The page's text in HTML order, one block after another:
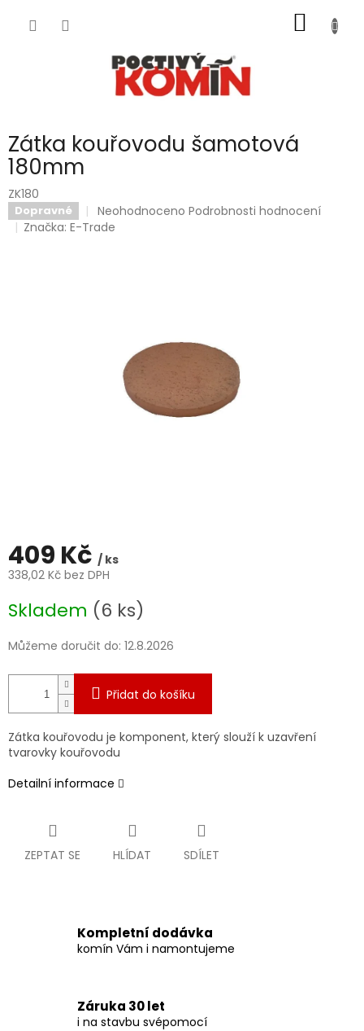
KOŠÍK
Zátka kouřovodu šamotová
180mm
ZK180
Dopravné
Průměrné
hodnocení
Neohodnoceno Podrobnosti hodnocení
Značka:E-Trade
409 Kč / ks
338,02 Kč bez DPH
cena:
Skladem (6 ks)
Můžeme doručit do: 12.8.2026
Přidat do košíku
Zátka kouřovodu je komponent, který slouží k uzavření
tvarovky kouřovodu
Detailní informace
ZEPTAT SE HLÍDAT SDÍLET
Kompletní dodávka
komín Vám i namontujeme
Záruka 30 let
i na stavbu svépomocí